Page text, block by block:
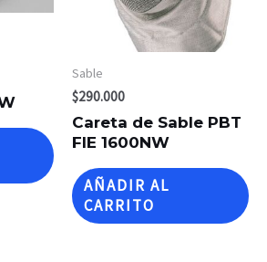
Sable
$290.000
Careta de Sable PBT
FIE 1600NW
AÑADIR AL
CARRITO